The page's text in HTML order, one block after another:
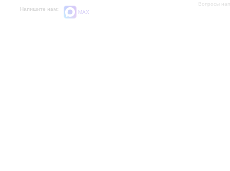
Напишите нам:
MAX
Вопросы